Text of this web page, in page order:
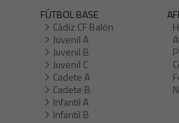
FÚTBOL BASE
Cádiz CF Balón
Juvenil A
Juvenil B
Juvenil C
Cadete A
Cadete B
Infantil A
Infantil B